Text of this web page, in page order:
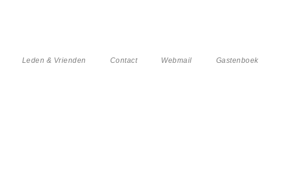
Leden & Vrienden Contact Webmail Gastenboek